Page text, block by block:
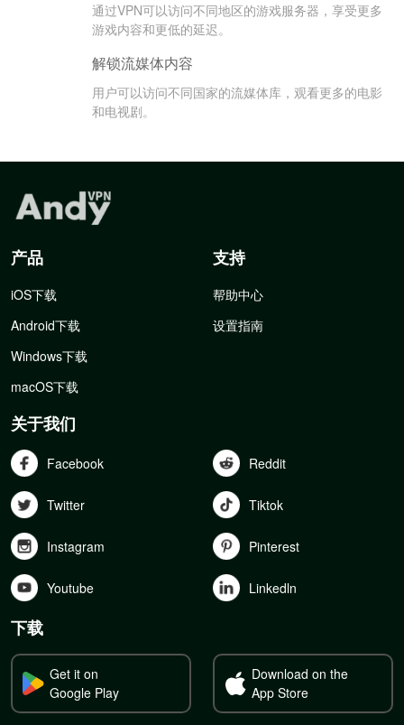
通过VPN可以访问不同地区的游戏服务器，享受更多
游戏内容和更低的延迟。
解锁流媒体内容
用户可以访问不同国家的流媒体库，观看更多的电影
和电视剧。
产品
iOS下载
Android下载
Windows下载
macOS下载
支持
帮助中心
设置指南
关于我们
Facebook Reddit
Twitter Tiktok
Instagram Pinterest
Youtube Linkedln
下载
Get it on
Google Play
Download on the
App Store